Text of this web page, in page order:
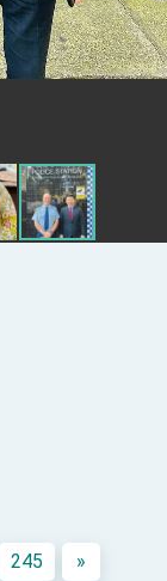
國馬歇爾基金
略夥伴關係
勉爭取時間完
助臺灣取得有
易協定」簽署
合台灣雄厚數
亞太經濟合作
方案」記者
心掌握國家
慶演說
來挑戰 堅持
245 »